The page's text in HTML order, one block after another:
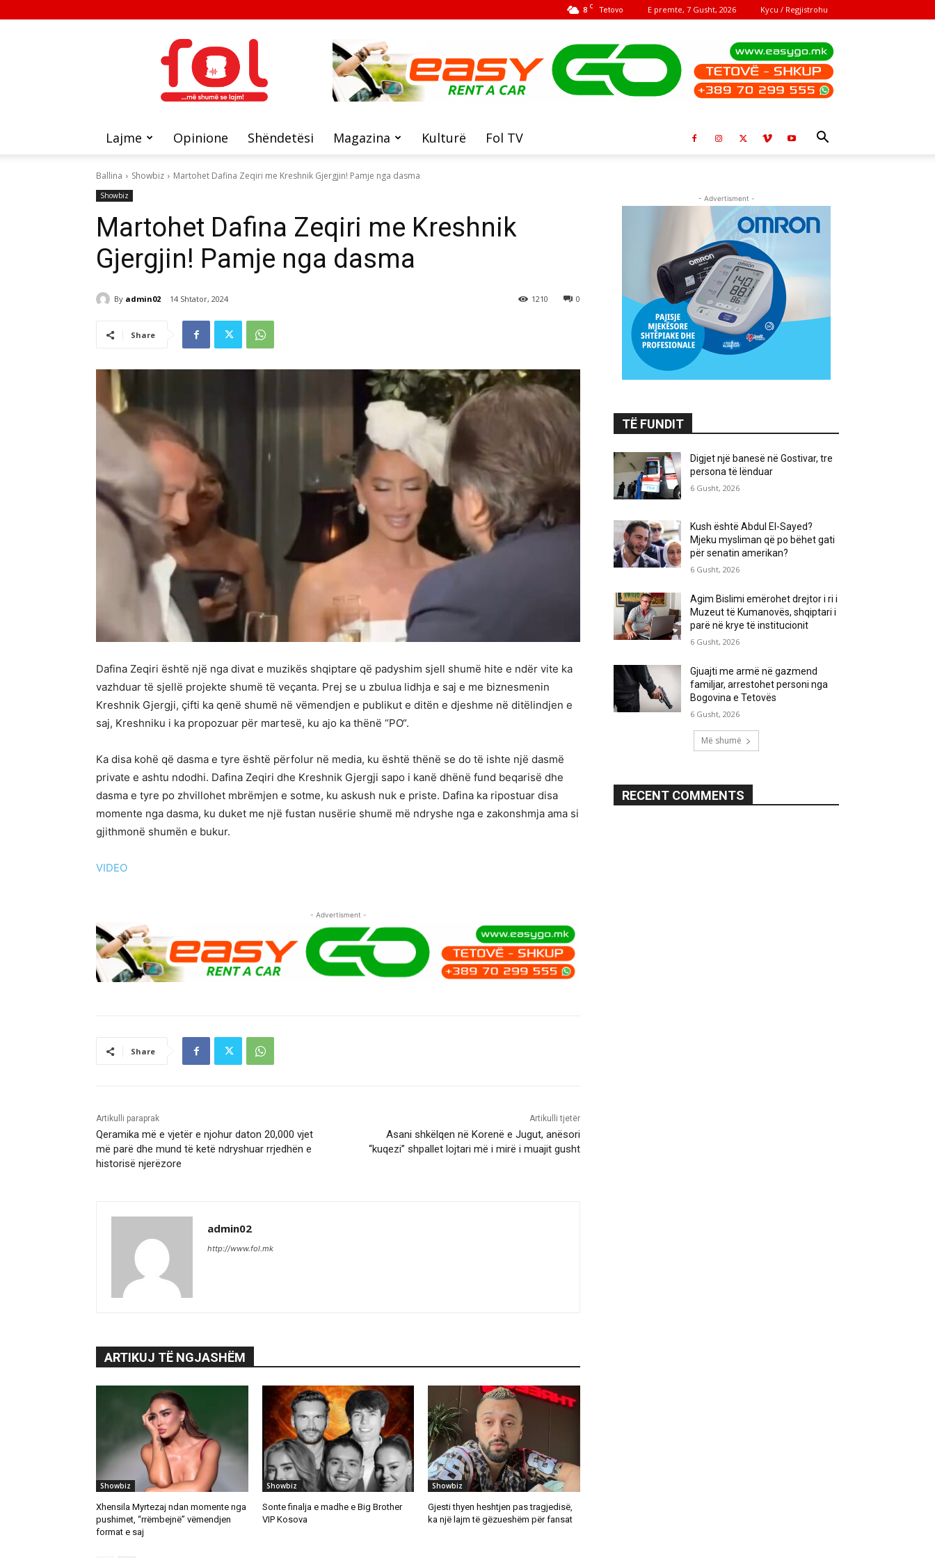
8 C Tetovo E premte, 7 Gusht, 2026 Kycu / Regjistrohu
FOL
Lajme Opinione Shëndetësi Magazina Kulturë Fol TV
Ballina Showbiz Martohet Dafina Zeqiri me Kreshnik Gjergjin! Pamje nga dasma
Showbiz
Martohet Dafina Zeqiri me Kreshnik
Gjergjin! Pamje nga dasma
By admin02 14 Shtator, 2024 0
1210
Share
Dafina Zeqiri është një nga divat e muzikës shqiptare që padyshim sjell shumë hite e ndër vite ka
vazhduar të sjellë projekte shumë të veçanta. Prej se u zbulua lidhja e saj e me biznesmenin
Kreshnik Gjergji, çifti ka qenë shumë në vëmendjen e publikut e ditën e djeshme në ditëlindjen e
saj, Kreshniku i ka propozuar për martesë, ku ajo ka thënë “PO“.
Ka disa kohë që dasma e tyre është përfolur në media, ku është thënë se do të ishte një dasmë
private e ashtu ndodhi. Dafina Zeqiri dhe Kreshnik Gjergji sapo i kanë dhënë fund beqarisë dhe
dasma e tyre po zhvillohet mbrëmjen e sotme, ku askush nuk e priste. Dafina ka ripostuar disa
momente nga dasma, ku duket me një fustan nusërie shumë më ndryshe nga e zakonshmja ama si
gjithmonë shumën e bukur.
VIDEO
- Advertisment -
Share
Artikulli paraprak
Qeramika më e vjetër e njohur daton 20,000 vjet
më parë dhe mund të ketë ndryshuar rrjedhën e
historisë njerëzore
Artikulli tjetër
Asani shkëlqen në Korenë e Jugut, anësori
“kuqezi” shpallet lojtari më i mirë i muajit gusht
admin02
http://www.fol.mk
ARTIKUJ TË NGJASHËM
Showbiz
Xhensila Myrtezaj ndan momente nga
pushimet, “rrëmbejnë” vëmendjen
format e saj
Showbiz
Sonte finalja e madhe e Big Brother
VIP Kosova
Showbiz
Gjesti thyen heshtjen pas tragjedisë,
ka një lajm të gëzueshëm për fansat
- Advertisment -
TË FUNDIT
Digjet një banesë në Gostivar, tre
persona të lënduar
6 Gusht, 2026
Kush është Abdul El-Sayed?
Mjeku mysliman që po bëhet gati
për senatin amerikan?
6 Gusht, 2026
Agim Bislimi emërohet drejtor i ri i
Muzeut të Kumanovës, shqiptari i
parë në krye të institucionit
6 Gusht, 2026
Gjuajti me armë në gazmend
familjar, arrestohet personi nga
Bogovina e Tetovës
6 Gusht, 2026
Më shumë
RECENT COMMENTS